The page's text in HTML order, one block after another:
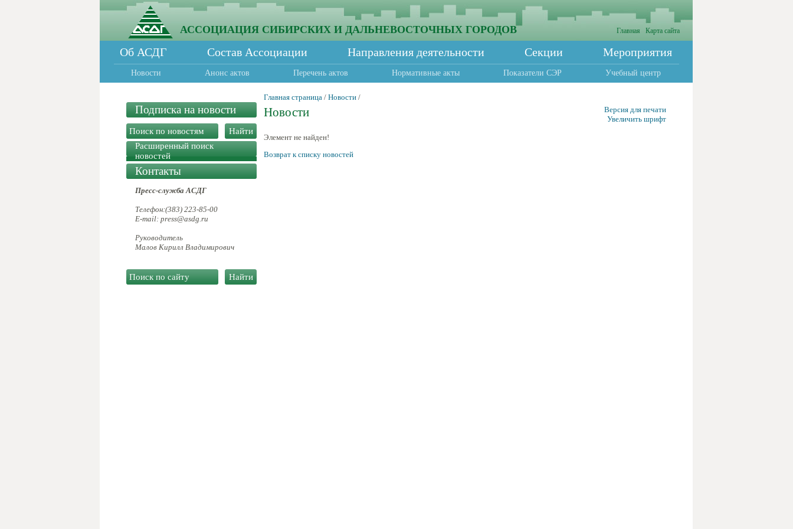
АССОЦИАЦИЯ СИБИРСКИХ И ДАЛЬНЕВОСТОЧНЫХ ГОРОДОВ Главная Карта сайта
Об АСДГ Состав Ассоциации Направления деятельности Секции Мероприятия
Новости Анонс актов Перечень актов Нормативные акты Показатели СЭР Учебный центр
Подписка на новости
Расширенный поиск
новостей
Контакты
Пресс-служба АСДГ
Телефон:(383) 223-85-00
E-mail: press@asdg.ru
Руководитель
Малов Кирилл Владимирович
Главная страница / Новости /
Новости
Версия для печати
Увеличить шрифт
Элемент не найден!
Возврат к списку новостей